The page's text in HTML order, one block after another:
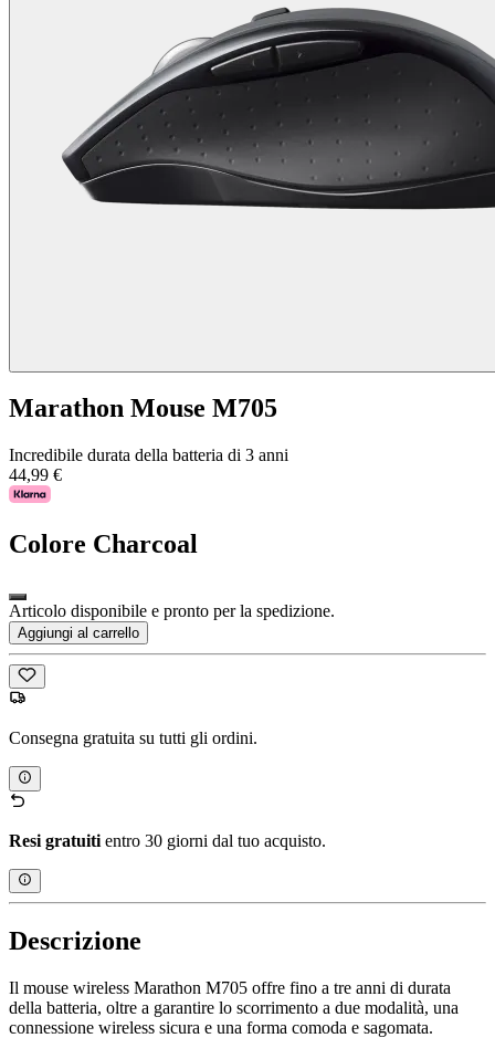
Marathon Mouse M705
Incredibile durata della batteria di 3 anni
44,99 €
Colore Charcoal
Articolo disponibile e pronto per la spedizione.
Aggiungi al carrello
Consegna gratuita su tutti gli ordini.
Resi gratuiti entro 30 giorni dal tuo acquisto.
Descrizione
Il mouse wireless Marathon M705 offre fino a tre anni di durata
della batteria, oltre a garantire lo scorrimento a due modalità, una
connessione wireless sicura e una forma comoda e sagomata.